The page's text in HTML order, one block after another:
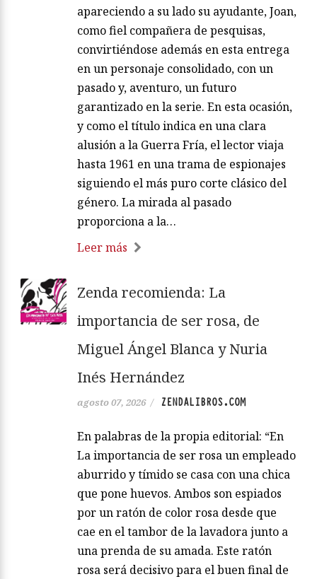
apareciendo a su lado su ayudante, Joan,
como fiel compañera de pesquisas,
convirtiéndose además en esta entrega
en un personaje consolidado, con un
pasado y, aventuro, un futuro
garantizado en la serie. En esta ocasión,
y como el título indica en una clara
alusión a la Guerra Fría, el lector viaja
hasta 1961 en una trama de espionajes
siguiendo el más puro corte clásico del
género. La mirada al pasado
proporciona a la…
Leer más
Zenda recomienda: La
importancia de ser rosa, de
Miguel Ángel Blanca y Nuria
Inés Hernández
agosto 07, 2026 / ZENDALIBROS.COM
En palabras de la propia editorial: “En
La importancia de ser rosa un empleado
aburrido y tímido se casa con una chica
que pone huevos. Ambos son espiados
por un ratón de color rosa desde que
cae en el tambor de la lavadora junto a
una prenda de su amada. Este ratón
rosa será decisivo para el buen final de